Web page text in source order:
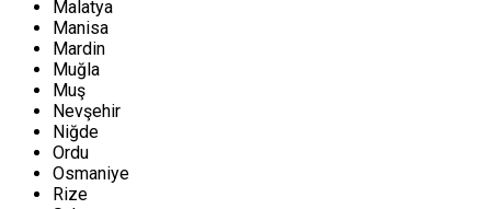
Malatya
Manisa
Mardin
Muğla
Muş
Nevşehir
Niğde
Ordu
Osmaniye
Rize